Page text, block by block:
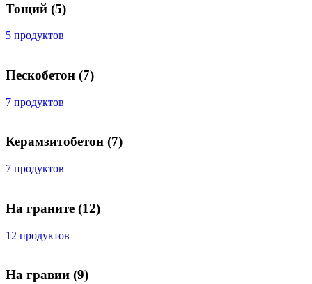
Тощий (5)
5 продуктов
Пескобетон (7)
7 продуктов
Керамзитобетон (7)
7 продуктов
На граните (12)
12 продуктов
На гравии (9)